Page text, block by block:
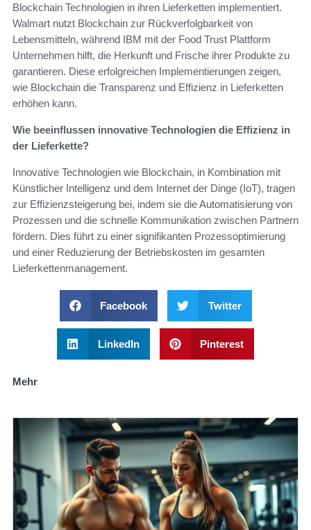
Blockchain Technologien in ihren Lieferketten implementiert.
Walmart nutzt Blockchain zur Rückverfolgbarkeit von
Lebensmitteln, während IBM mit der Food Trust Plattform
Unternehmen hilft, die Herkunft und Frische ihrer Produkte zu
garantieren. Diese erfolgreichen Implementierungen zeigen,
wie Blockchain die Transparenz und Effizienz in Lieferketten
erhöhen kann.
Wie beeinflussen innovative Technologien die Effizienz in
der Lieferkette?
Innovative Technologien wie Blockchain, in Kombination mit
Künstlicher Intelligenz und dem Internet der Dinge (IoT), tragen
zur Effizienzsteigerung bei, indem sie die Automatisierung von
Prozessen und die schnelle Kommunikation zwischen Partnern
fördern. Dies führt zu einer signifikanten Prozessoptimierung
und einer Reduzierung der Betriebskosten im gesamten
Lieferkettenmanagement.
Facebook Twitter
LinkedIn Pinterest
Mehr